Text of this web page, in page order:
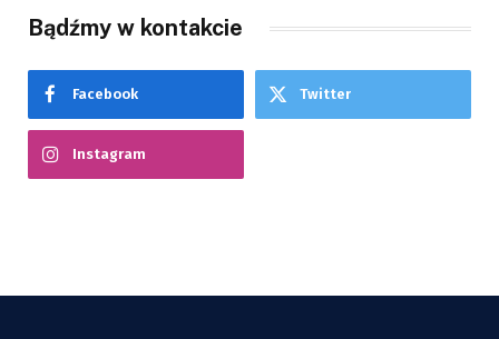
Bądźmy w kontakcie
Facebook Twitter
Instagram